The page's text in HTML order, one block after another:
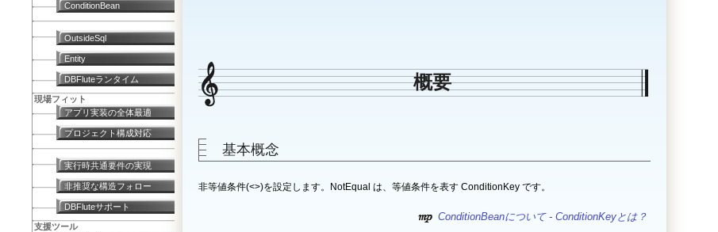
概要
基本概念
非等値条件(<>)を設定します。NotEqual は、等値条件を表す ConditionKey です。
ConditionBeanについて - ConditionKeyとは？
ConditionBean
OutsideSql
Entity
DBFluteランタイム
現場フィット
アプリ実装の全体最適
プロジェクト構成対応
実行時共通要件の実現
非推奨な構造フォロー
DBFluteサポート
支援ツール